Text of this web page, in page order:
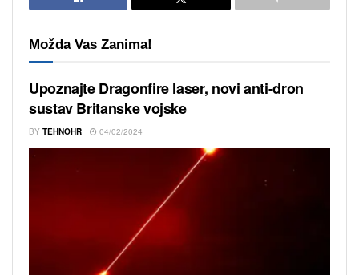
Možda Vas Zanima!
Upoznajte Dragonfire laser, novi anti-dron
sustav Britanske vojske
BY TEHNOHR 04/02/2024